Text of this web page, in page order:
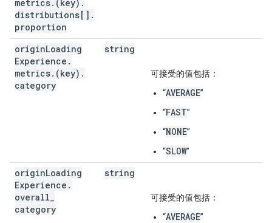
metrics. (key) .
distributions[] .
proportion
originLoading
Experience .
metrics. (key) .
category
string
可接受的值包括：
“AVERAGE”
“FAST”
“NONE”
“SLOW”
originLoading
Experience .
overall
category
string
可接受的值包括：
“AVERAGE”